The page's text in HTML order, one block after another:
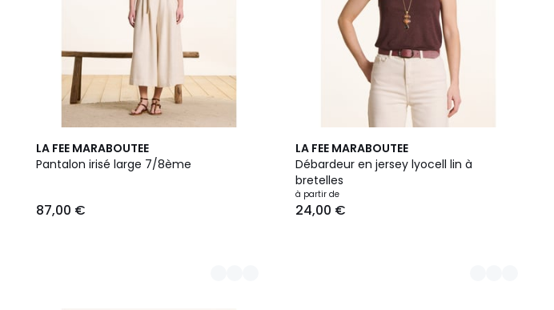
LA FEE MARABOUTEE
Pantalon irisé large 7/8ème
87,00 €
2
Couleurs
LA FEE MARABOUTEE
Débardeur en jersey lyocell lin à
bretelles
à partir de
24,00 €
4
Couleurs